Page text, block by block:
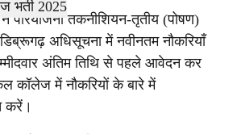
ने परियोजना तकनीशियन-तृतीय (पोषण)
डिब्रूगढ़ अधिसूचना में नवीनतम नौकरियाँ
अंतिम तिथि से पहले आवेदन कर
में नौकरियों के बारे में
करें।